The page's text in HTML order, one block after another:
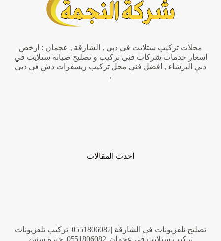
محلات تركيب ستلايت في دبي , الشارقة , عجمان : ارخص
اسعار خدمات شركات فني تركيب و تصليح صيانة ستلايت في
دبي البرشاء , افضل فني محل تركيب ريسفرات دش في دبي
,
احدث المقالات
تصليح تلفزيونات في الشارقة |0551806082| تركيب تلفزيونات
تركيب ستلايت في عجمان |0551806082| خبرة سنين